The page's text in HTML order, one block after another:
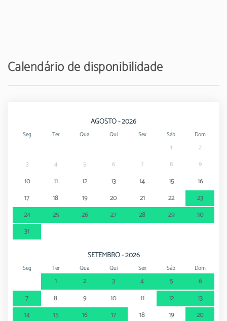
Calendário de disponibilidade
AGOSTO - 2026
Seg Ter Qua Qui Sex Sáb Dom
1
2
3
4 5 6 7 8 9
10 11 12 13 14 15
16
17
18 19 20 21 22
23
24
25 26 27 28 29
30
31
SETEMBRO - 2026
Seg Ter Qua Qui Sex Sáb Dom
1 2 3 4 5
6
7
8 9 10 11 12
13
14
15 16 17 18 19
20